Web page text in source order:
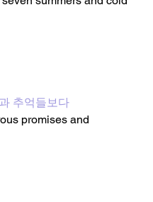
추억들보다
promises and